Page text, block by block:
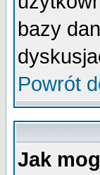
bazy
Powrót
Jak